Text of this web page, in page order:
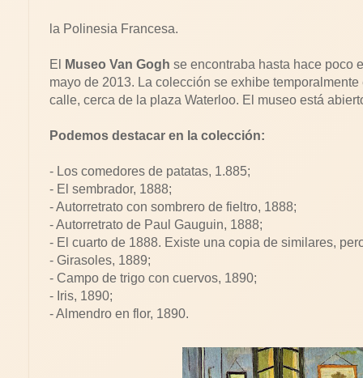
la Polinesia Francesa.
El Museo Van Gogh se encontraba hasta hace poco
mayo de 2013. La colección se exhibe
calle, cerca de la plaza Waterloo. El museo está
Podemos destacar en la colección:
- Los comedores de patatas, 1.885;
- El sembrador, 1888;
- Autorretrato con sombrero de fieltro, 1888;
- Autorretrato de Paul Gauguin, 1888;
- El cuarto de 1888. Existe una copia de similares,
- Girasoles, 1889;
- Campo de trigo con cuervos, 1890;
- Iris, 1890;
- Almendro en flor, 1890.